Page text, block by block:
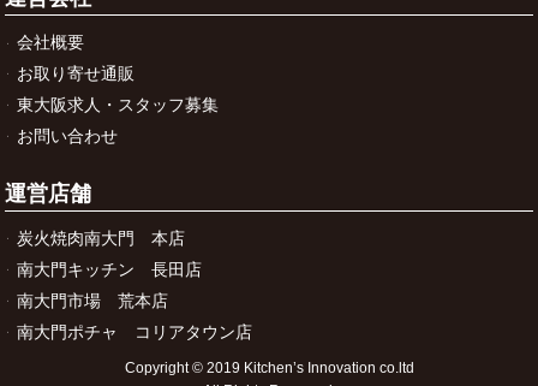
会社概要
お取り寄せ通販
東大阪求人・スタッフ募集
お問い合わせ
運営店舗
炭火焼肉南大門 本店
南大門キッチン 長田店
南大門市場 荒本店
南大門ポチャ コリアタウン店
Copyright © 2019 Kitchen’s Innovation co.ltd